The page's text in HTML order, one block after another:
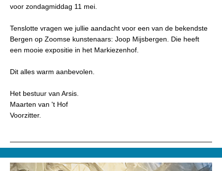
voor zondagmiddag 11 mei.
Tenslotte vragen we jullie aandacht voor een van de bekendste
Bergen op Zoomse kunstenaars: Joop Mijsbergen. Die heeft
een mooie expositie in het Markiezenhof.
Dit alles warm aanbevolen.
Het bestuur van Arsis.
Maarten van 't Hof
Voorzitter.